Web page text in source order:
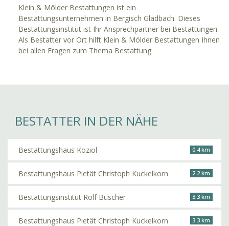
Klein & Mölder Bestattungen ist ein
Bestattungsunternehmen in Bergisch Gladbach. Dieses
Bestattungsinstitut ist Ihr Ansprechpartner bei Bestattungen.
Als Bestatter vor Ort hilft Klein & Mölder Bestattungen Ihnen
bei allen Fragen zum Thema Bestattung.
BESTATTER IN DER NÄHE
Bestattungshaus Koziol 0.4 km
Bestattungshaus Pietät Christoph Kuckelkorn 2.2 km
Bestattungsinstitut Rolf Büscher 3.3 km
Bestattungshaus Pietät Christoph Kuckelkorn 3.3 km